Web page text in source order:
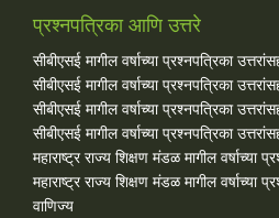
प्रश्नपत्रिका आणि उत्तरे
सीबीएसई मागील वर्षाच्या प्रश्‍नपत्रिका
सीबीएसई मागील वर्षाच्या प्रश्‍नपत्रिका
सीबीएसई मागील वर्षाच्या प्रश्‍नपत्रिका
सीबीएसई मागील वर्षाच्या प्रश्‍नपत्रिका
महाराष्ट्र राज्य शिक्षण मंडळ मागील वर्षाच्या
महाराष्ट्र राज्य शिक्षण मंडळ मागील वर्षाच्या
वाणिज्य